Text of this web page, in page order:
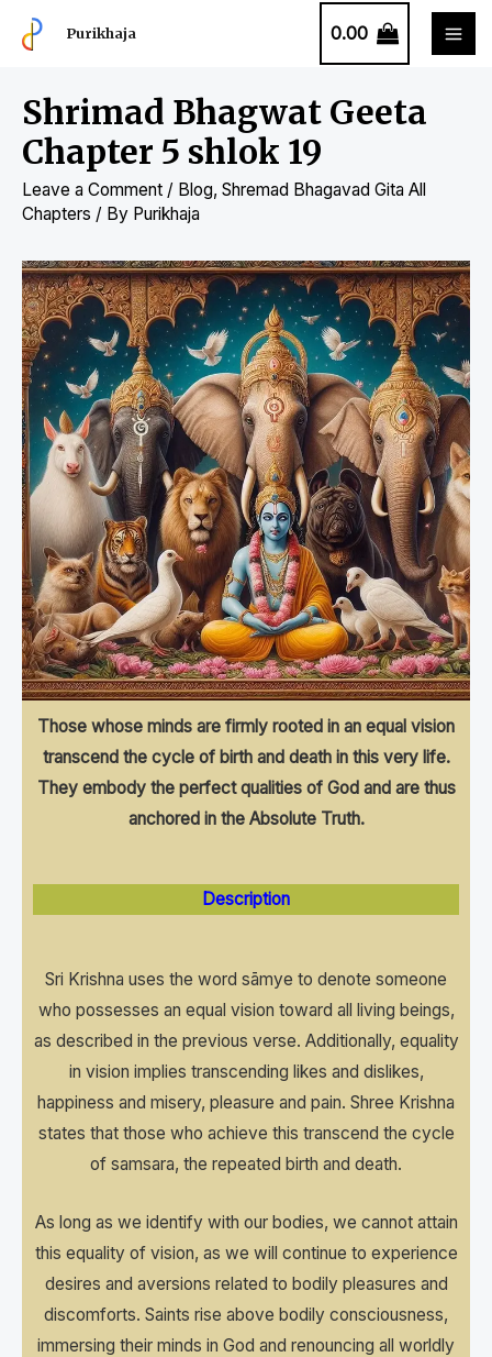
Purikhaja 0.00
Shrimad Bhagwat Geeta
Chapter 5 shlok 19
Leave a Comment / Blog, Shremad Bhagavad Gita All
Chapters / By Purikhaja
Those whose minds are firmly rooted in an equal vision
transcend the cycle of birth and death in this very life.
They embody the perfect qualities of God and are thus
anchored in the Absolute Truth.
Description
Sri Krishna uses the word sāmye to denote someone
who possesses an equal vision toward all living beings,
as described in the previous verse. Additionally, equality
in vision implies transcending likes and dislikes,
happiness and misery, pleasure and pain. Shree Krishna
states that those who achieve this transcend the cycle
of samsara, the repeated birth and death.
As long as we identify with our bodies, we cannot attain
this equality of vision, as we will continue to experience
desires and aversions related to bodily pleasures and
discomforts. Saints rise above bodily consciousness,
immersing their minds in God and renouncing all worldly